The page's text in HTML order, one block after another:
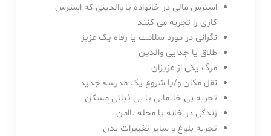
استرس مالی در خانواده یا والدینی که استرس
کاری را تجربه می کنند
نگرانی در مورد سلامت یا رفاه یک عزیز
طلاق یا جدایی والدین
مرگ یکی از عزیزان
نقل مکان و/یا شروع یک مدرسه جدید
تجربه بی خانمانی یا بی ثباتی مسکن
زندگی در خانه یا محله ناامن
تجربه بلوغ و سایر تغییرات بدن